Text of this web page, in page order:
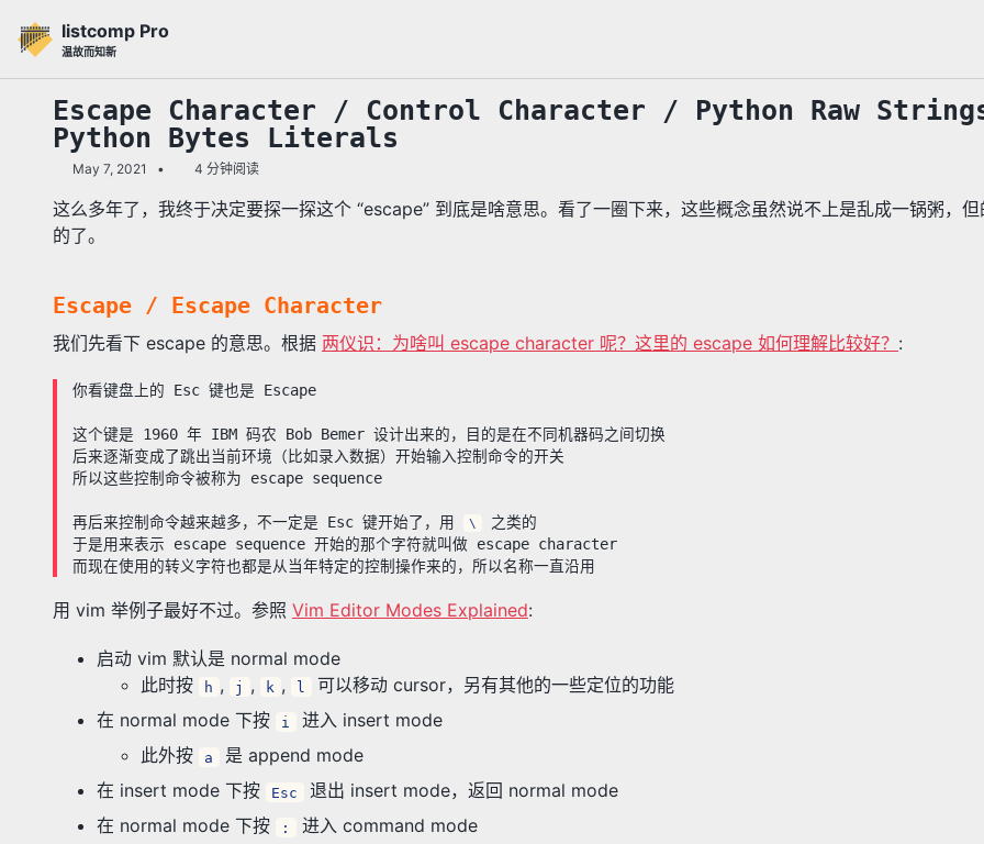
listcomp Pro
温故而知新
Escape Character / Control Character / Python Raw
Python Bytes Literals
May 7, 2021 4 分钟阅读
这么多年了，我终于决定要探一探这个 “escape” 到底是啥意思。看了一圈下来，这些概念虽然说不上是乱成一锅粥，
的了。
Escape / Escape Character
我们先看下 escape 的意思。根据 两仪识：为啥叫 escape character 呢？这里的 escape 如何理解比较好？ :
你看键盘上的 Esc 键也是 Escape
这个键是 1960 年 IBM 码农 Bob Bemer 设计出来的，目的是在不同机器码之间切换
后来逐渐变成了跳出当前环境（比如录入数据）开始输入控制命令的开关
所以这些控制命令被称为 escape sequence
再后来控制命令越来越多，不一定是 Esc 键开始了，用 \
之类的
于是用来表示 escape sequence 开始的那个字符就叫做 escape character
而现在使用的转义字符也都是从当年特定的控制操作来的，所以名称一直沿用
用 vim 举例子最好不过。参照 Vim Editor Modes Explained:
启动 vim 默认是 normal mode
此时按
h , j , k , l
可以移动 cursor，另有其他的一些定位的功能
在 normal mode 下按
i
进入 insert mode
此外按
a
是 append mode
在 insert mode 下按
Esc
退出 insert mode，返回 normal mode
在 normal mode 下按
:
进入 command mode